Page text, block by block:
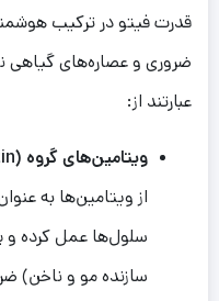
قدرت فیتو در ترکیب
ضروری و عصاره‌های گیاهی
عبارتند از:
ویتامین‌های گروه B (B2, B5, B6, B8/Biotin):
از ویتامین‌ها به
سلول‌ها عمل کرده و
سازنده مو و ناخن)